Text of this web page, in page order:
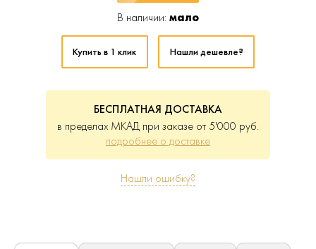
В наличии: мало
Купить в 1 клик Нашли дешевле?
БЕСПЛАТНАЯ ДОСТАВКА
в пределах МКАД при заказе от 5'000 руб.
подробнее о доставке
Нашли ошибку?